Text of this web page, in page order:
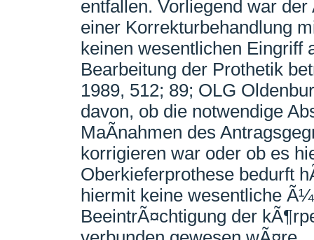
entfallen. Vorliegend war
einer Korrekturbehandlung
keinen wesentlichen Eingriff
Bearbeitung der Prothetik
1989, 512; 89; OLG
davon, ob die notwendige
MaÃnahmen des
korrigieren war oder ob es
Oberkieferprothese bedurft
hiermit keine wesentliche
BeeintrÃ¤chtigung der